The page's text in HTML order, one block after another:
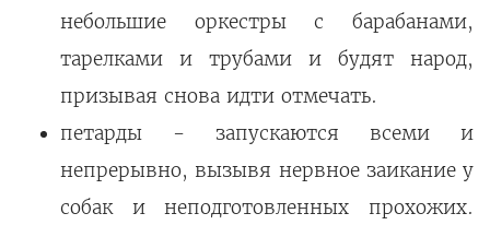
небольшие оркестры с барабанами,
тарелками и трубами и будят народ,
призывая снова идти отмечать.
петарды - запускаются всеми и
непрерывно, вызывя нервное заикание у
собак и неподготовленных прохожих.